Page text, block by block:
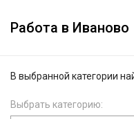
Работа в Иваново
В выбранной категории
Выбрать категорию: